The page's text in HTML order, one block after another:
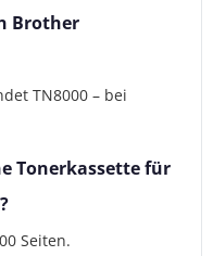
Brother
TN8000 – bei
Tonerkassette für
Seiten.